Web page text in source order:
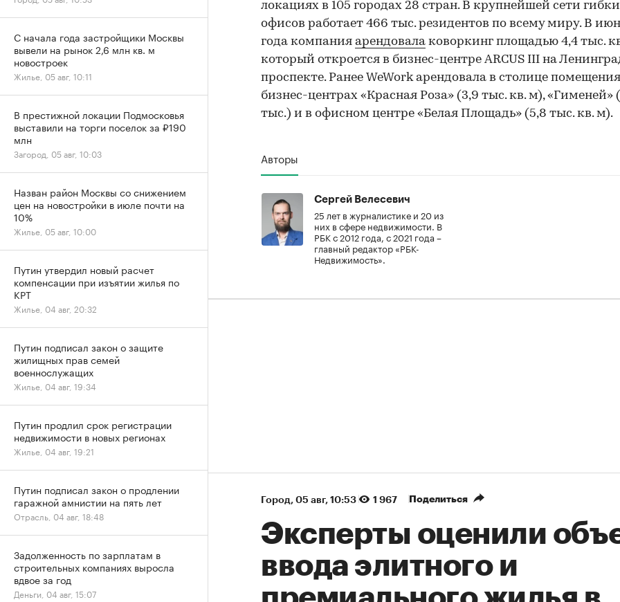
локациях в 105 городах 28 стран. В крупнейшей сети
офисов работает 466 тыс. резидентов по всему миру. В
года компания арендовала коворкинг площадью 4,4 тыс.
который откроется в бизнес-центре ARCUS III на
проспекте. Ранее WeWork арендовала в столице
бизнес-центрах «Красная Роза» (3,9 тыс. кв. м), «Гименей»
тыс.) и в офисном центре «Белая Площадь» (5,8 тыс. кв. м).
Авторы
Сергей Велесевич
25 лет в журналистике и 20 из
них в сфере недвижимости. В
РБК с 2012 года, с 2021 года –
главный редактор «РБК-
Недвижимость».
Город⁠, 05 авг, 10:53 1 967 Поделиться
Эксперты оценили
ввода элитного и
С начала года застройщики Москвы
вывели на рынок 2,6 млн кв. м
новостроек
Жилье, 05 авг, 10:11
В престижной локации Подмосковья
выставили на торги поселок за ₽190
млн
Загород, 05 авг, 10:03
Назван район Москвы со снижением
цен на новостройки в июле почти на
10%
Жилье, 05 авг, 10:00
Путин утвердил новый расчет
компенсации при изъятии жилья по
КРТ
Жилье, 04 авг, 20:32
Путин подписал закон о защите
жилищных прав семей
военнослужащих
Жилье, 04 авг, 19:34
Путин продлил срок регистрации
недвижимости в новых регионах
Жилье, 04 авг, 19:21
Путин подписал закон о продлении
гаражной амнистии на пять лет
Отрасль, 04 авг, 18:48
Задолженность по зарплатам в
строительных компаниях выросла
вдвое за год
Деньги, 04 авг, 15:07